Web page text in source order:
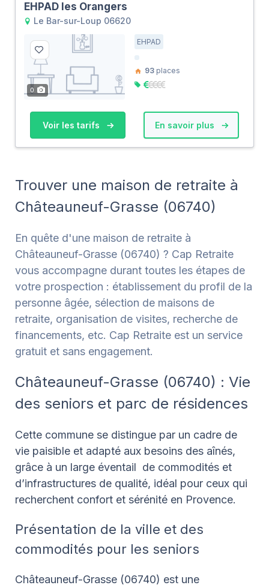
EHPAD les Orangers
Le Bar-sur-Loup 06620
0
EHPAD
93 places
Voir les tarifs En savoir plus
Trouver une maison de retraite à
Châteauneuf-Grasse (06740)
En quête d'une maison de retraite à
Châteauneuf-Grasse (06740) ? Cap Retraite
vous accompagne durant toutes les étapes de
votre prospection : établissement du profil de la
personne âgée, sélection de maisons de
retraite, organisation de visites, recherche de
financements, etc. Cap Retraite est un service
gratuit et sans engagement.
Châteauneuf-Grasse (06740) : Vie
des seniors et parc de résidences
Cette commune se distingue par un cadre de
vie paisible et adapté aux besoins des aînés,
grâce à un large éventail de commodités et
d’infrastructures de qualité, idéal pour ceux qui
recherchent confort et sérénité en Provence.
Présentation de la ville et des
commodités pour les seniors
Châteauneuf-Grasse (06740) est une